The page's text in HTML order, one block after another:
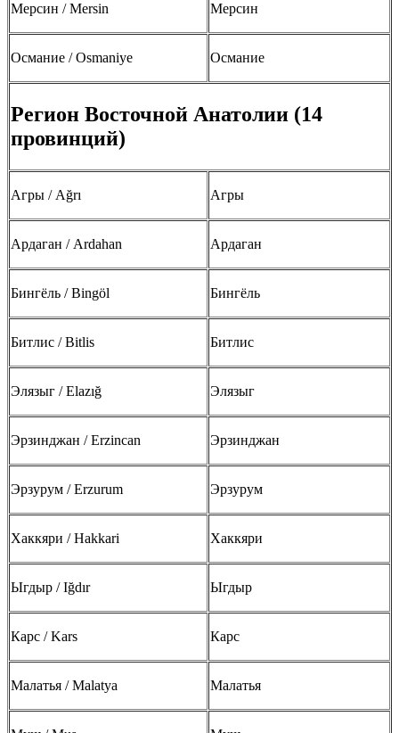
Мерсин / Mersin Мерсин
Османие / Osmaniye Османие
Регион Восточной Анатолии (14
провинций)
Агры / Ağrı Агры
Ардаган / Ardahan Ардаган
Бингёль / Bingöl Бингёль
Битлис / Bitlis Битлис
Элязыг / Elazığ Элязыг
Эрзинджан / Erzincan Эрзинджан
Эрзурум / Erzurum Эрзурум
Хаккяри / Hakkari Хаккяри
Ыгдыр / Iğdır Ыгдыр
Карс / Kars Карс
Малатья / Malatya Малатья